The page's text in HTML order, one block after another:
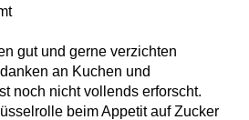
gut und gerne verzichten
an Kuchen und
noch nicht vollends erforscht.
beim Appetit auf Zucker